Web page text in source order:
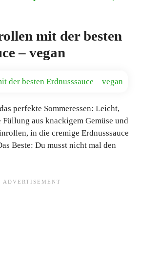
mit der besten
– vegan
perfekte Sommeressen: Leicht,
aus knackigem Gemüse und
in die cremige Erdnusssauce
Beste: Du musst nicht mal den